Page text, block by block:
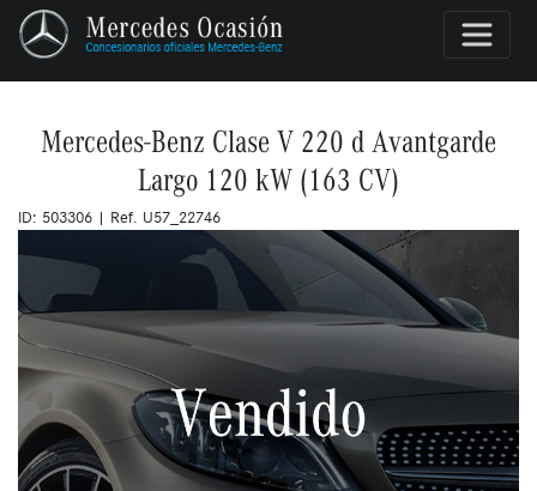
Mercedes-Benz Clase V 220 d Avantgarde
Largo 120 kW (163 CV)
ID: 503306 | Ref. U57_22746